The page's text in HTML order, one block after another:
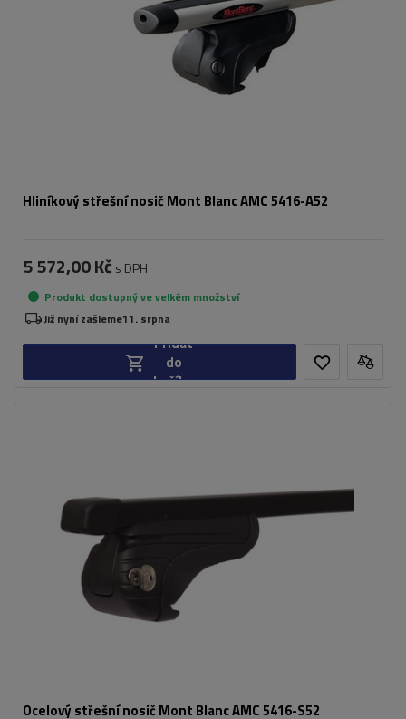
Hliníkový střešní nosič Mont Blanc AMC 5416-A52
5 572,00 Kč s DPH
Produkt dostupný ve velkém množství
Již nyní zašleme11. srpna
Přidat
do
košíku
Ocelový střešní nosič Mont Blanc AMC 5416-S52